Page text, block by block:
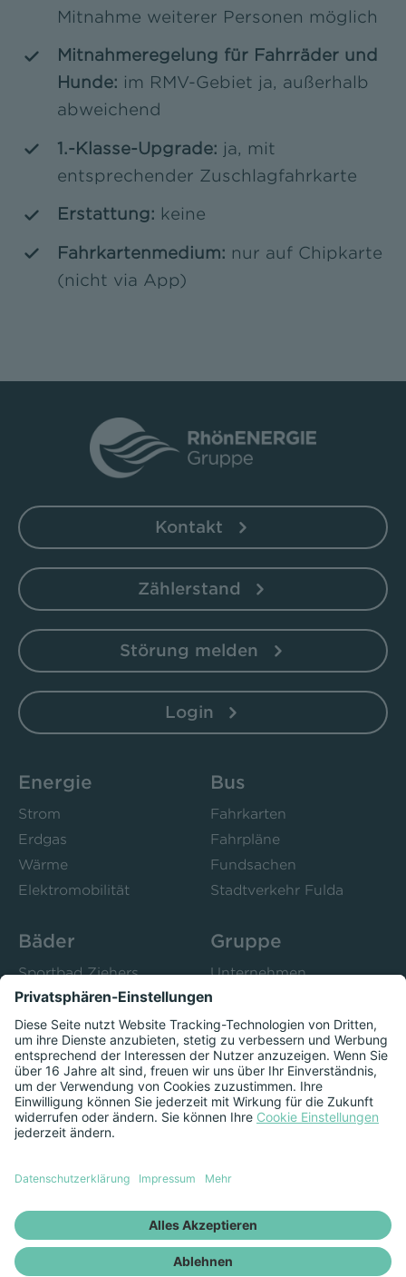
Mitnahme weiterer Personen möglich
Mitnahmeregelung für Fahrräder und
Hunde: im RMV-Gebiet ja, außerhalb
abweichend
1.-Klasse-Upgrade: ja, mit
entsprechender Zuschlagfahrkarte
Erstattung: keine
Fahrkartenmedium: nur auf Chipkarte
(nicht via App)
Kontakt
Zählerstand
Störung melden
Login
Energie
Strom
Erdgas
Wärme
Elektromobilität
Bus
Fahrkarten
Fahrpläne
Fundsachen
Stadtverkehr Fulda
Bäder
Sportbad Ziehers
Freibad Rosenau
Stadtbad Esperanto
Kurse
Gruppe
Unternehmen
Bistro 52
Presse
Herzschlag
Datenschutzeinstellungen anzeigen
Impressum Datenschutz
Vertrag widerrufen